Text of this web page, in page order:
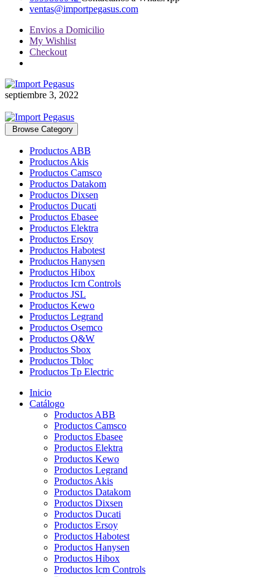
ventas@importpegasus.com
Envios a Domicilio
My Wishlist
Checkout
septiembre 3, 2022
Browse Category
Productos ABB
Productos Akis
Productos Camsco
Productos Datakom
Productos Dixsen
Productos Ducati
Productos Ebasee
Productos Elektra
Productos Ersoy
Productos Habotest
Productos Hanysen
Productos Hibox
Productos Icm Controls
Productos JSL
Productos Kewo
Productos Legrand
Productos Osemco
Productos Q&W
Productos Sbox
Productos Tbloc
Productos Tp Electric
Inicio
Catálogo
Productos ABB
Productos Camsco
Productos Ebasee
Productos Elektra
Productos Kewo
Productos Legrand
Productos Akis
Productos Datakom
Productos Dixsen
Productos Ducati
Productos Ersoy
Productos Habotest
Productos Hanysen
Productos Hibox
Productos Icm Controls